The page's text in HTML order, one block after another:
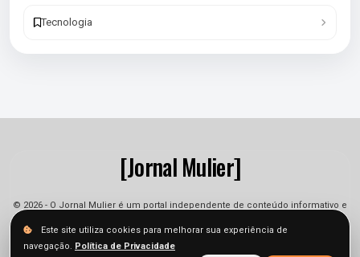
Tecnologia
[Jornal Mulier]
© 2026 - O Jornal Mulier é um portal independente de conteúdo informativo e
jornalístico. As informações podem sofrer alterações.
Este site utiliza cookies para melhorar sua experiência de
navegação. Política de Privacidade